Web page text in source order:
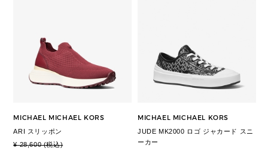
MICHAEL MICHAEL KORS
ARI スリッポン
¥ 28,600 (税込)
MICHAEL MICHAEL KORS
JUDE MK2000 ロゴ ジャカード スニ
ーカー